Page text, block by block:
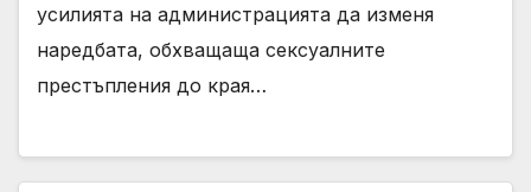
усилията на администрацията да изменя
наредбата, обхващаща сексуалните
престъпления до края…